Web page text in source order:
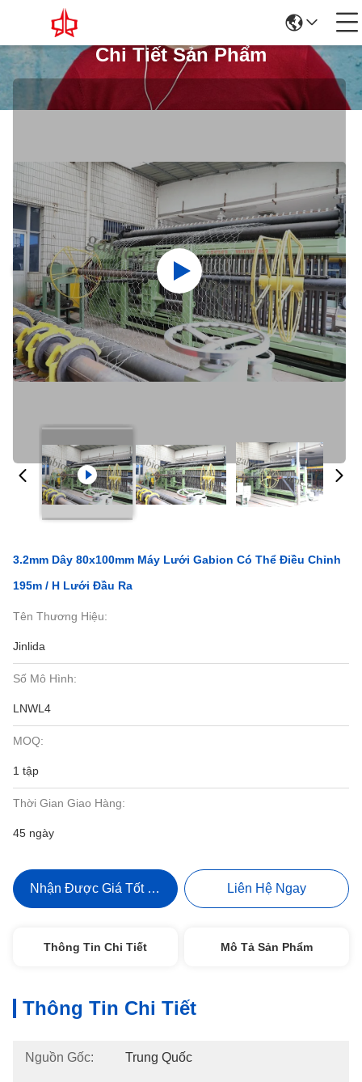
Chi Tiết Sản Phẩm
3.2mm Dây 80x100mm Máy Lưới Gabion Có Thể Điều Chỉnh
195m / H Lưới Đầu Ra
Tên Thương Hiệu:
Jinlida
Số Mô Hình:
LNWL4
MOQ:
1 tập
Thời Gian Giao Hàng:
45 ngày
Nhận Được Giá Tốt Nhất Liên Hệ Ngay
Thông Tin Chi Tiết Mô Tả Sản Phẩm
Thông Tin Chi Tiết
Nguồn Gốc: Trung Quốc